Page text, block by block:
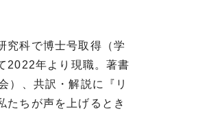
究科で博士号取得（学
2022年より現職。著書
）、共訳・解説に『リ
たちが声を上げるとき